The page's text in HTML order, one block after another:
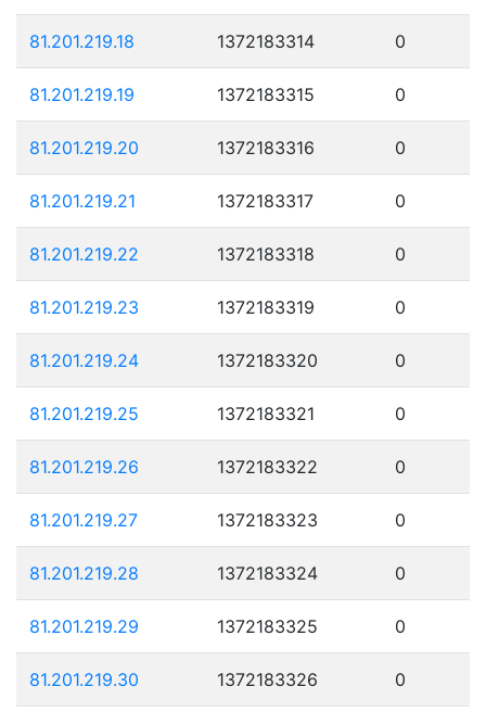
81.201.219.18 1372183314 0
81.201.219.19 1372183315 0
81.201.219.20 1372183316 0
81.201.219.21 1372183317 0
81.201.219.22 1372183318 0
81.201.219.23 1372183319 0
81.201.219.24 1372183320 0
81.201.219.25 1372183321 0
81.201.219.26 1372183322 0
81.201.219.27 1372183323 0
81.201.219.28 1372183324 0
81.201.219.29 1372183325 0
81.201.219.30 1372183326 0